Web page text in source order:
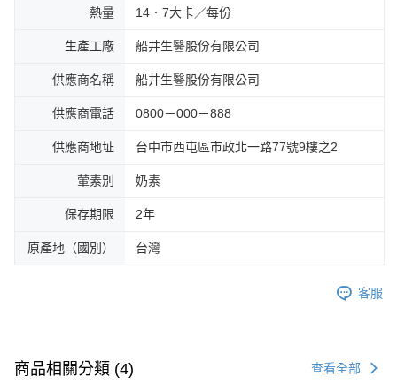
熱量 14．7大卡／每份
生產工廠 船井生醫股份有限公司
供應商名稱 船井生醫股份有限公司
供應商電話 0800－000－888
供應商地址 台中市西屯區市政北一路77號9樓之2
葷素別 奶素
保存期限 2年
原產地（國別） 台灣
客服
商品相關分類 (4) 查看全部